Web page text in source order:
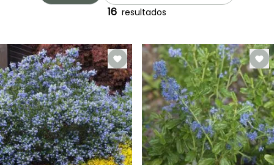
16 resultados